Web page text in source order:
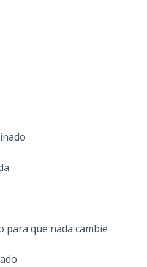
para que nada cambie